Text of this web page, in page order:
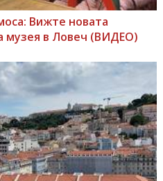
Вижте новата
музея в Ловеч (ВИДЕО)